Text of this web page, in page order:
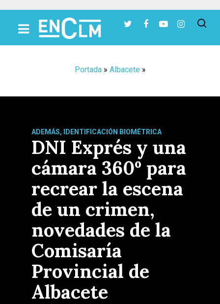
Portada» Albacete »
ADEMÁS, IDENTIFICACIÓN BIOMÉTRICA
DNI Exprés y una
cámara 360º para
recrear la escena
de un crimen,
novedades de la
Comisaría
Provincial de
Albacete